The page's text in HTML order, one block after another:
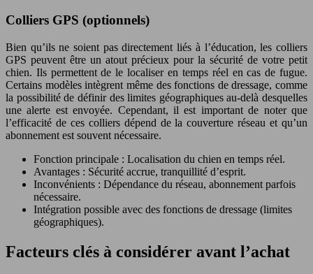
Colliers GPS (optionnels)
Bien qu’ils ne soient pas directement liés à l’éducation, les colliers
GPS peuvent être un atout précieux pour la sécurité de votre petit
chien. Ils permettent de le localiser en temps réel en cas de fugue.
Certains modèles intègrent même des fonctions de dressage, comme
la possibilité de définir des limites géographiques au-delà desquelles
une alerte est envoyée. Cependant, il est important de noter que
l’efficacité de ces colliers dépend de la couverture réseau et qu’un
abonnement est souvent nécessaire.
Fonction principale : Localisation du chien en temps réel.
Avantages : Sécurité accrue, tranquillité d’esprit.
Inconvénients : Dépendance du réseau, abonnement parfois
nécessaire.
Intégration possible avec des fonctions de dressage (limites
géographiques).
Facteurs clés à considérer avant l’achat